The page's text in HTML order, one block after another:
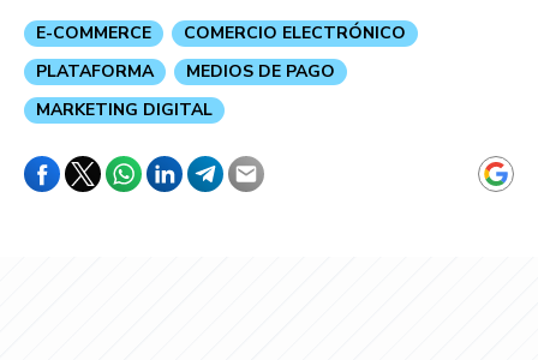
E-COMMERCE
COMERCIO ELECTRÓNICO
PLATAFORMA
MEDIOS DE PAGO
MARKETING DIGITAL